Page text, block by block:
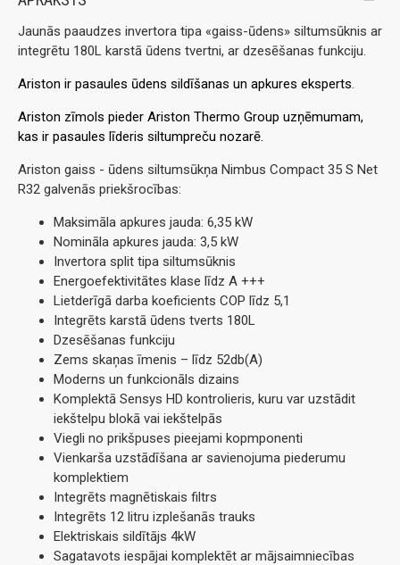
Jaunās paaudzes invertora tipa «gaiss-ūdens» siltumsūknis ar
integrētu 180L karstā ūdens tvertni, ar dzesēšanas funkciju.
Ariston ir pasaules ūdens sildīšanas un apkures eksperts.
Ariston zīmols pieder Ariston Thermo Group uzņēmumam,
kas ir pasaules līderis siltumpreču nozarē.
Ariston gaiss - ūdens siltumsūkņa Nimbus Compact 35 S Net
R32 galvenās priekšrocības:
Maksimāla apkures jauda: 6,35 kW
Nomināla apkures jauda: 3,5 kW
Invertora split tipa siltumsūknis
Energoefektivitātes klase līdz A +++
Lietderīgā darba koeficients COP līdz 5,1
Integrēts karstā ūdens tverts 180L
Dzesēšanas funkciju
Zems skaņas īmenis – līdz 52db(A)
Moderns un funkcionāls dizains
Komplektā Sensys HD kontrolieris, kuru var uzstādit
iekštelpu blokā vai iekštelpās
Viegli no prikšpuses pieejami kopmponenti
Vienkarša uzstādīšana ar savienojuma piederumu
komplektiem
Integrēts magnētiskais filtrs
Integrēts 12 litru izplešanās trauks
Elektriskais sildītājs 4kW
Sagatavots iespājai komplektēt ar mājsaimniecības